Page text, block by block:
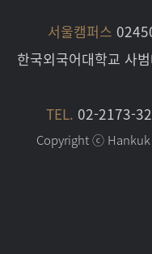
서울캠퍼스
한국외국어대학교 사
TEL. 02-2173-
Copyright ⓒ Hankuk